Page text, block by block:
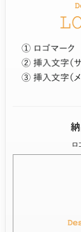
ロ